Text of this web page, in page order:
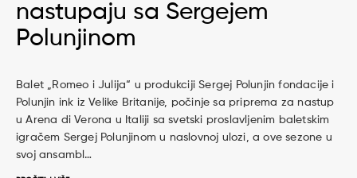
nastupaju sa Sergejem
Polunjinom
Balet „Romeo i Julija“ u produkciji Sergej Polunjin fondacije i
Polunjin ink iz Velike Britanije, počinje sa priprema za nastup
u Arena di Verona u Italiji sa svetski proslavljenim baletskim
igračem Sergej Polunjinom u naslovnoj ulozi, a ove sezone u
svoj ansambl…